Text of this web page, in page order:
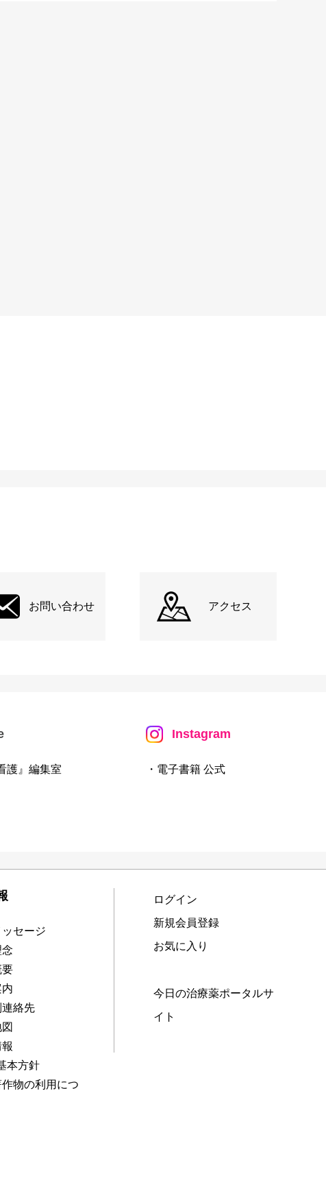
お問い合わせ アクセス
護』編集室
Instagram
・電子書籍 公式
セージ
絡先
本方針
物の利用につ
ログイン
新規会員登録
お気に入り
今日の治療薬ポータルサ
イト